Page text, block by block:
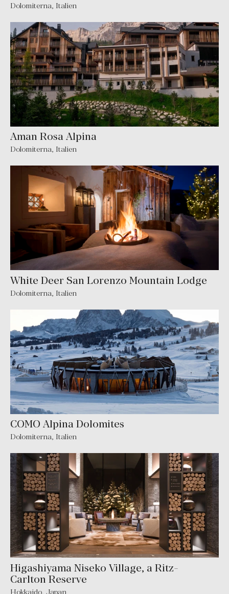
Dolomiterna, Italien
Aman Rosa Alpina
Dolomiterna, Italien
White Deer San Lorenzo Mountain Lodge
Dolomiterna, Italien
COMO Alpina Dolomites
Dolomiterna, Italien
Higashiyama Niseko Village, a Ritz-
Carlton Reserve
Hokkaido, Japan